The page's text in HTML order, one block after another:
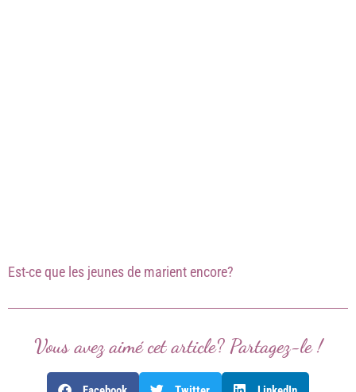
Est-ce que les jeunes de marient encore?
Vous avez aimé cet article? Partagez-le !